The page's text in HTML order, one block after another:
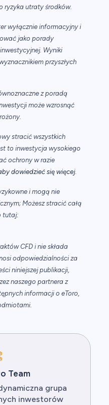
ryzyka utraty środków.
wyłącznie informacyjny i
jako porady
Wyniki
przyszłych
z poradą
może wzrosnąć
stracić wszystkich
to inwestycja wysokiego
ochrony w razie
dowiedzieć się więcej.
i mogą nie
Możesz stracić całą
tutaj:
CFD i nie składa
odpowiedzialności za
niniejszej publikacji,
naszego partnera z
informacji o eToro,
Team
grupa
inwestorów